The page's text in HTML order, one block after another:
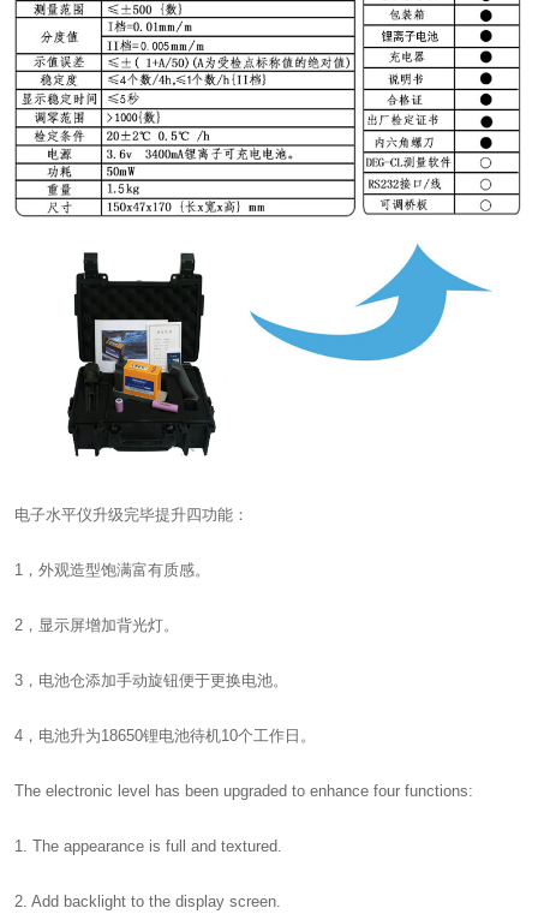
电子水平仪升级完毕提升四功能：
1，外观造型饱满富有质感。
2，显示屏增加背光灯。
3，电池仓添加手动旋钮便于更换电池。
4，电池升为18650锂电池待机10个工作日。
The electronic level has been upgraded to enhance four functions:
1. The appearance is full and textured.
2. Add backlight to the display screen.